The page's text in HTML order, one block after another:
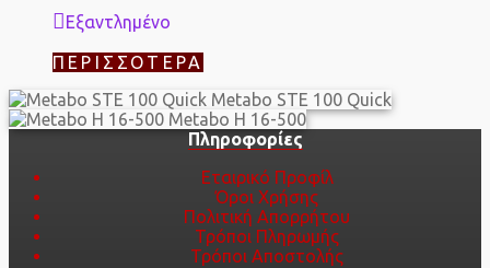
Εξαντλημένο
ΠΕΡΙΣΣΌΤΕΡΑ
Metabo STE 100 Quick
Metabo H 16-500
Πληροφορίες
Εταιρικό Προφίλ
Όροι Χρήσης
Πολιτική Απορρήτου
Τρόποι Πληρωμής
Τρόποι Αποστολής